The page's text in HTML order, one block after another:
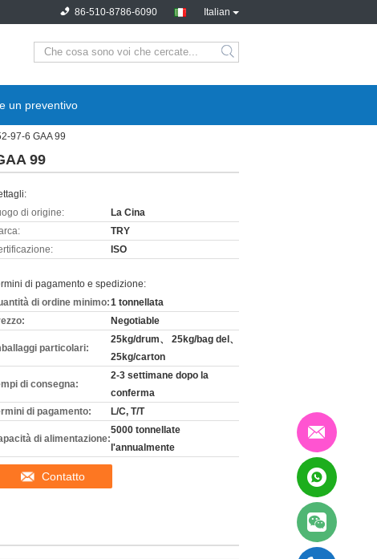
Italian
86-510-8786-6090
un preventivo
97-6 GAA 99
99
di origine:
La Cina
TRY
ISO
di pagamento e spedizione:
di ordine minimo:1 tonnellata
Negotiable
particolari:
25kg/drum、 25kg/bag del、
25kg/carton
di consegna:
2-3 settimane dopo la
conferma
di pagamento:
L/C, T/T
di alimentazione:
5000 tonnellate
l'annualmente
Contatto